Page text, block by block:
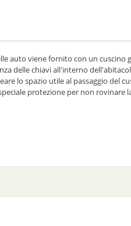
auto viene fornito con un
delle chiavi all'interno
lo spazio utile al passaggio del
protezione per non rovinare